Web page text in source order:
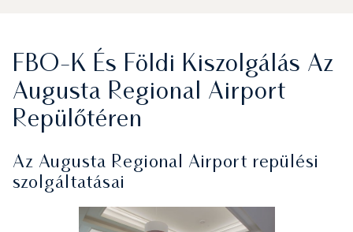
FBO-K És Földi Kiszolgálás Az
Augusta Regional Airport
Repülőtéren
Az Augusta Regional Airport repülési
szolgáltatásai